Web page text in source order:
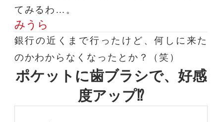
てみるわ…。
みうら
銀行の近くまで行ったけど、何しに来た
のかわからなくなったとか？（笑）
ポケットに歯ブラシで、好感
度アップ⁉